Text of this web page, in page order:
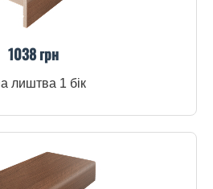
1038 грн
лиштва 1 бік